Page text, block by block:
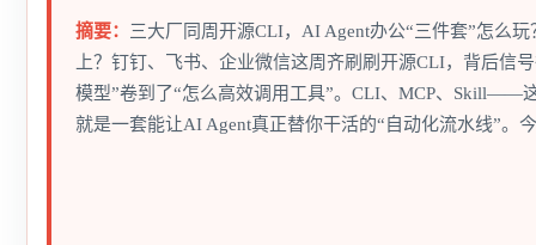
摘要： 三大厂同周开源CLI，AI Agent办公“三件套”怎么
上？钉钉、飞书、企业微信这周齐刷刷开源CLI，背后信
模型”卷到了“怎么高效调用工具”。CLI、MCP、Skill——
就是一套能让AI Agent真正替你干活的“自动化流水线”。